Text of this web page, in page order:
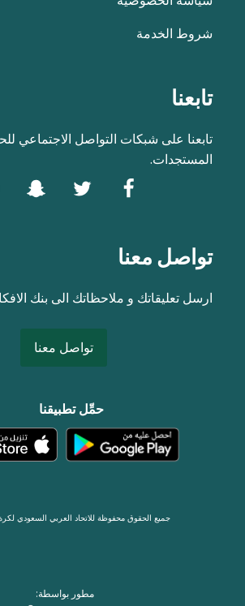
شروط الخدمة
تابعنا
تابعنا على شبكات التواصل الاجتماعي
المستجدات.
تواصل معنا
ارسل تعليقاتك و ملاحظاتك الى بنك
تواصل معنا
حمِّل تطبيقنا
جميع الحقوق محفوظة للاتحاد العربي السعودي لكرة
مطور بواسطة: